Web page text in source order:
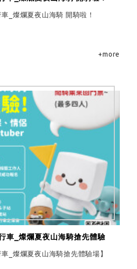
_燦爛夏夜山海騎 開騎啦！
+more
車_燦爛夏夜山海騎搶先體驗
_燦爛夏夜山海騎搶先體驗場】